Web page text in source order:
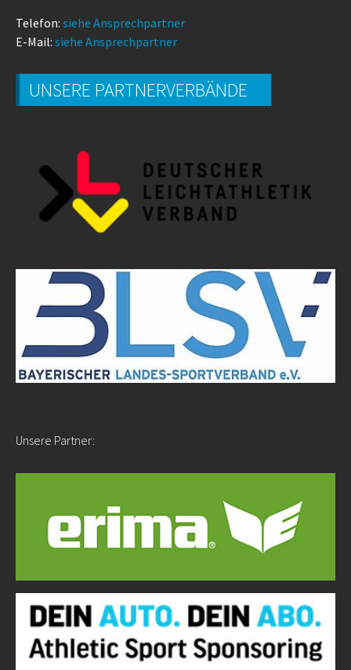
Telefon: siehe Ansprechpartner
E-Mail: siehe Ansprechpartner
UNSERE PARTNERVERBÄNDE
Unsere Partner: